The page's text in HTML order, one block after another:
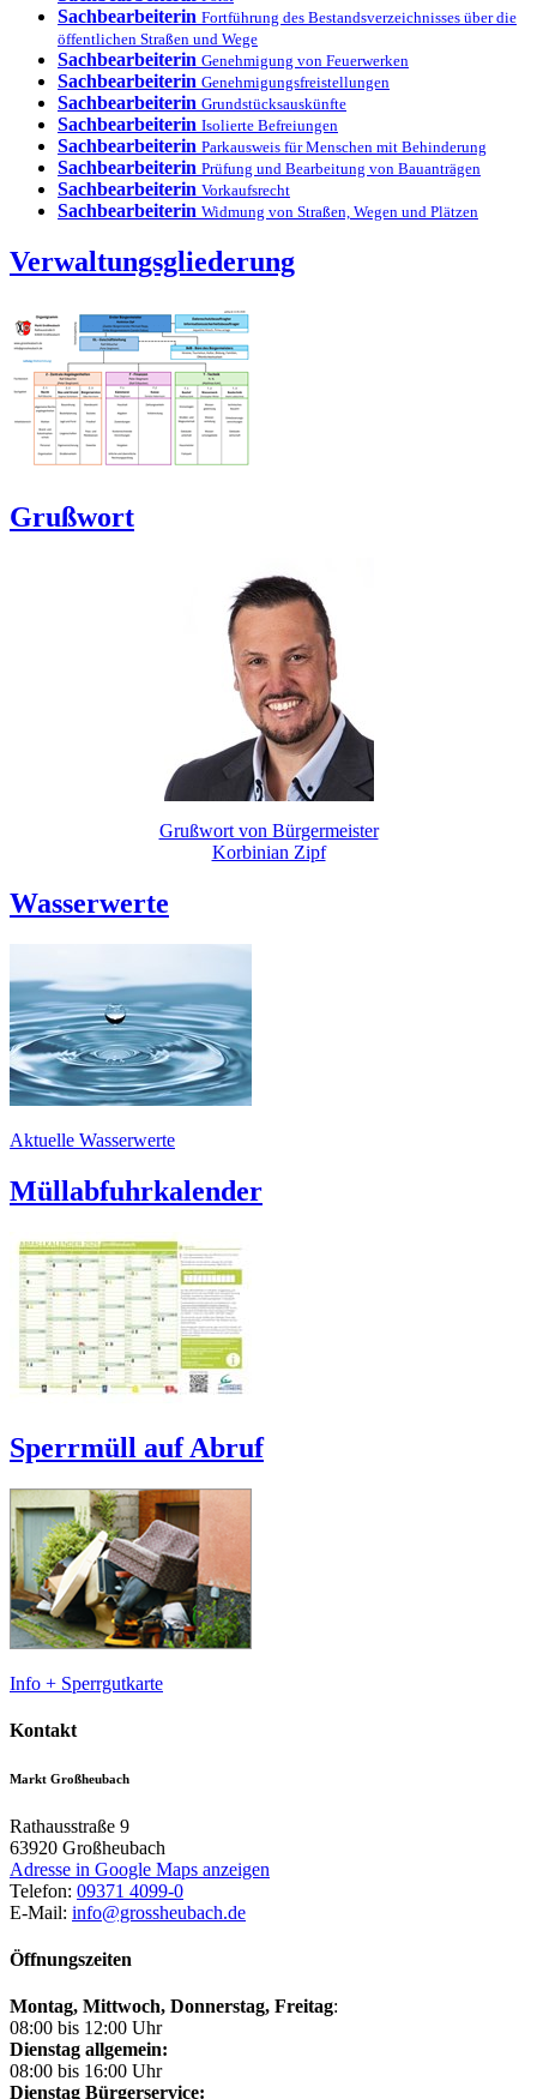
Sachbearbeiterin Fortführung des Bestandsverzeichnisses über die
öffentlichen Straßen und Wege
Sachbearbeiterin Genehmigung von Feuerwerken
Sachbearbeiterin Genehmigungsfreistellungen
Sachbearbeiterin Grundstücksauskünfte
Sachbearbeiterin Isolierte Befreiungen
Sachbearbeiterin Parkausweis für Menschen mit Behinderung
Sachbearbeiterin Prüfung und Bearbeitung von Bauanträgen
Sachbearbeiterin Vorkaufsrecht
Sachbearbeiterin Widmung von Straßen, Wegen und Plätzen
Verwaltungsgliederung
Grußwort
Grußwort von Bürgermeister
Korbinian Zipf
Wasserwerte
Aktuelle Wasserwerte
Müllabfuhrkalender
Sperrmüll auf Abruf
Info + Sperrgutkarte
Kontakt
Markt Großheubach
Rathausstraße 9
63920 Großheubach
Adresse in Google Maps anzeigen
Telefon: 09371 4099-0
E-Mail: info@grossheubach.de
Öffnungszeiten
Montag, Mittwoch, Donnerstag, Freitag:
08:00 bis 12:00 Uhr
Dienstag allgemein:
08:00 bis 16:00 Uhr
Dienstag Bürgerservice: